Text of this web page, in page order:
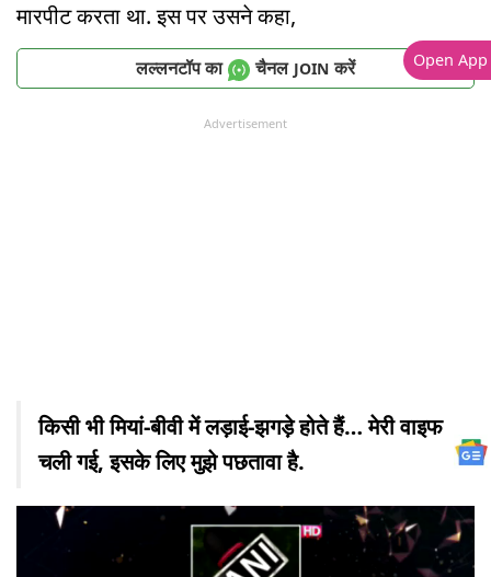
मारपीट करता था. इस पर उसने कहा,
लल्लनटॉप का चैनल JOIN करें
Advertisement
किसी भी मियां-बीवी में लड़ाई-झगड़े होते हैं… मेरी वाइफ
चली गई, इसके लिए मुझे पछतावा है.
Open App